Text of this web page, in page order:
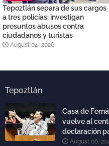
Tepoztlán separa de sus cargos
a tres policías; investigan
presuntos abusos contra
ciudadanos y turistas
August 04, 2026
Tepoztlán
Casa de
vuelve al
declaración
August 06,